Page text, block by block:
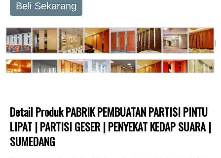
Beli Sekarang
Detail Produk PABRIK PEMBUATAN PARTISI PINTU
LIPAT | PARTISI GESER | PENYEKAT KEDAP SUARA |
SUMEDANG